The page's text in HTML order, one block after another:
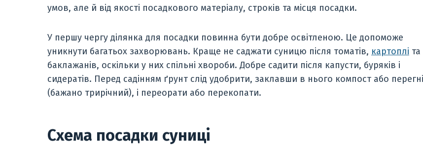
умов, але й від якості посадкового матеріалу, строків та місця посадки.
У першу чергу ділянка для посадки повинна бути добре освітленою. Це допоможе
уникнути багатьох захворювань. Краще не саджати суницю після томатів, картоплі та
баклажанів, оскільки у них спільні хвороби. Добре садити після капусти, буряків і
сидератів. Перед садінням ґрунт слід удобрити, заклавши в нього компост або
(бажано трирічний), і переорати або перекопати.
Схема посадки суниці